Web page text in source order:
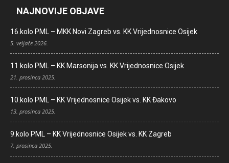
NAJNOVIJE OBJAVE
16.kolo PML – MKK Novi Zagreb vs. KK Vrijednosnice Osijek
5. veljače 2026.
11.kolo PML – KK Marsonija vs. KK Vrijednosnice Osijek
21. prosinca 2025.
10.kolo PML – KK Vrijednosnice Osijek vs. KK Đakovo
13. prosinca 2025.
9.kolo PML – KK Vrijednosnice Osijek vs. KK Zagreb
7. prosinca 2025.